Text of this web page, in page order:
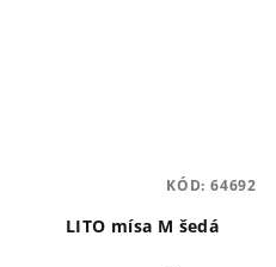
LITO mísa M šedá
KÓD: 64692